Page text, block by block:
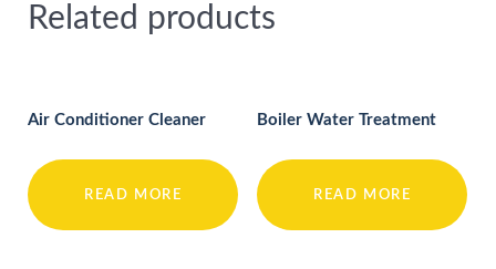
Related products
Air Conditioner Cleaner
READ MORE
Boiler Water Treatment
READ MORE